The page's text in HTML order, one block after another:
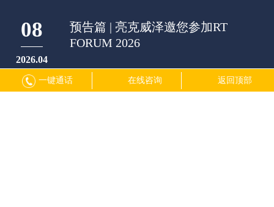
08
2026.04
预告篇 | 亮克威泽邀您参加RT
FORUM 2026
一键通话 在线咨询 返回顶部